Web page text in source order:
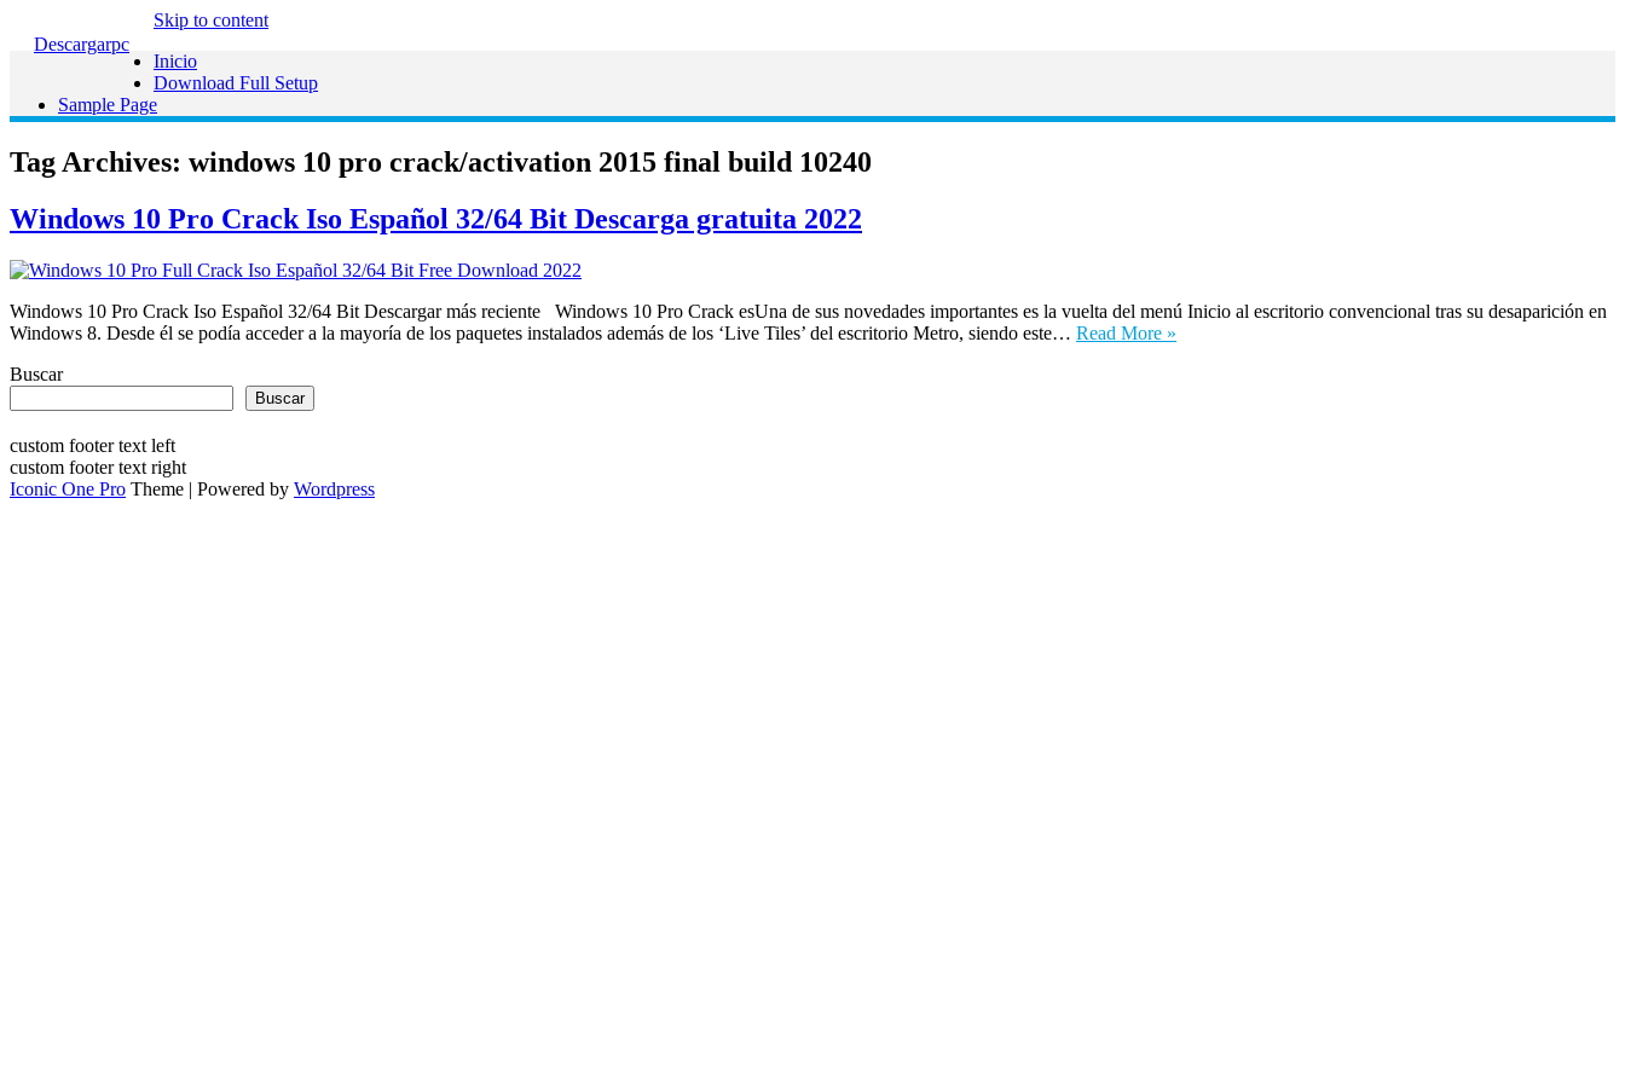
Descargarpc
Skip to content
Inicio
Download Full Setup
Sample Page
Tag Archives: windows 10 pro crack/activation 2015 final build 10240
Windows 10 Pro Crack Iso Español 32/64 Bit Descarga gratuita 2022
Windows 10 Pro Crack Iso Español 32/64 Bit Descargar más reciente Windows 10 Pro Crack esUna de sus novedades importantes es la vuelta del menú Inicio al escritorio convencional tras su desaparición en
Windows 8. Desde él se podía acceder a la mayoría de los paquetes instalados además de los ‘Live Tiles’ del escritorio Metro, siendo este… Read More »
Buscar
Buscar
custom footer text left
custom footer text right
Iconic One Pro Theme | Powered by Wordpress